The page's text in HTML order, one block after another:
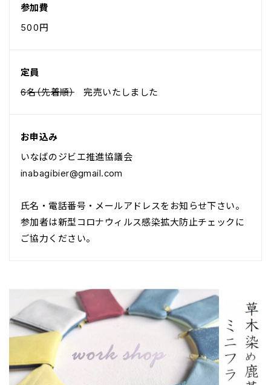
参加費
500円
定員
6名（先着順）完売いたしました
お申込み
いなばのジビエ推進協議会
inabagibier@gmail.com
氏名・電話番号・メールアドレスをお知らせ下さい。
参加者は新型コロナウィルス感染拡大防止チェックに
ご協力ください。